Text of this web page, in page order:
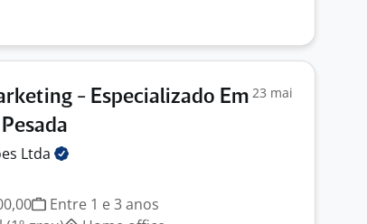
- Especializado Em 23 mai
Ltda
Entre 1 e 3 anos